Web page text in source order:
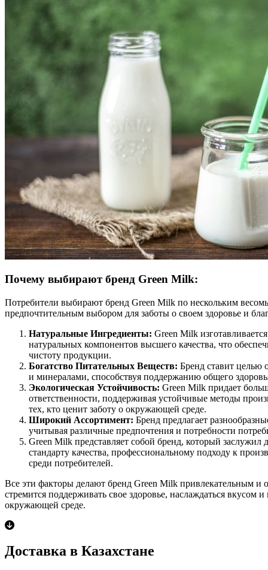
Почему выбирают бренд Green Milk:
Потребители выбирают бренд Green Milk по нескольким
предпочтительным выбором для заботы о своем здоровье и
Натуральные Ингредиенты: Green Milk
натуральных компонентов высшего качества, что
чистоту продукции.
Богатство Питательных Веществ: Бренд ставит целью
и минералами, способствуя поддержанию общего
Экологическая Устойчивость: Green Milk придает
ответственности, поддерживая устойчивые методы
тех, кто ценит заботу о окружающей среде.
Широкий Ассортимент: Бренд предлагает
учитывая различные предпочтения и потребности
Green Milk представляет собой бренд, который заслужил
стандарту качества, профессиональному подходу к
среди потребителей.
Все эти факторы делают бренд Green Milk привлекательным и
стремится поддерживать свое здоровье, наслаждаться вкусом
окружающей среде.
Доставка в Казахстане